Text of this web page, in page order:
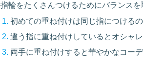
指輪をたくさんつけるためにバランス
初めての重ね付けは同じ指につける
違う指に重ね付けしているとオシャ
両手に重ね付けすると華やかなコー